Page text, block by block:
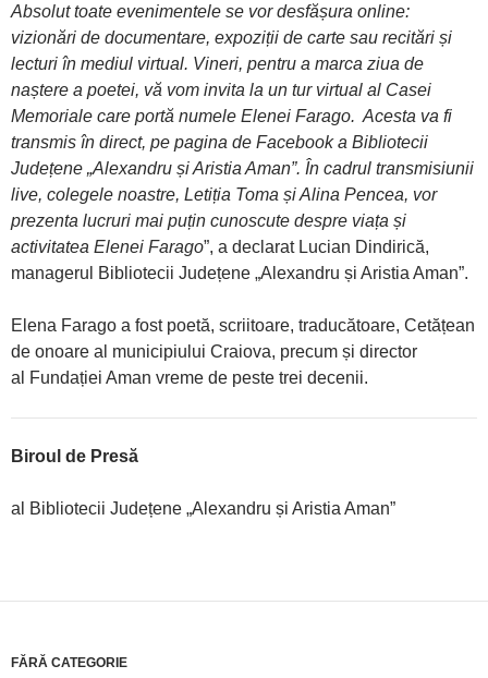
Absolut toate evenimentele se vor desfășura online:
vizionări de documentare, expoziții de carte sau recitări și
lecturi în mediul virtual. Vineri, pentru a marca ziua de
naștere a poetei, vă vom invita la un tur virtual al Casei
Memoriale care portă numele Elenei Farago. Acesta va fi
transmis în direct, pe pagina de Facebook a Bibliotecii
Județene „Alexandru și Aristia Aman”. În cadrul transmisiunii
live, colegele noastre, Letiția Toma și Alina Pencea, vor
prezenta lucruri mai puțin cunoscute despre viața și
activitatea Elenei Farago”, a declarat Lucian Dindirică,
managerul Bibliotecii Județene „Alexandru și Aristia Aman”.
Elena Farago a fost poetă, scriitoare, traducătoare, Cetățean
de onoare al municipiului Craiova, precum și director
al Fundației Aman vreme de peste trei decenii.
Biroul de Presă
al Bibliotecii Județene „Alexandru și Aristia Aman”
FĂRĂ CATEGORIE